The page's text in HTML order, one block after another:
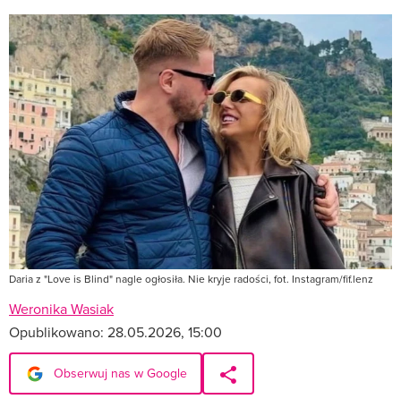
Daria z "Love is Blind" nagle ogłosiła. Nie kryje radości, fot. Instagram/fif.lenz
Weronika Wasiak
Opublikowano: 28.05.2026, 15:00
Obserwuj nas w Google